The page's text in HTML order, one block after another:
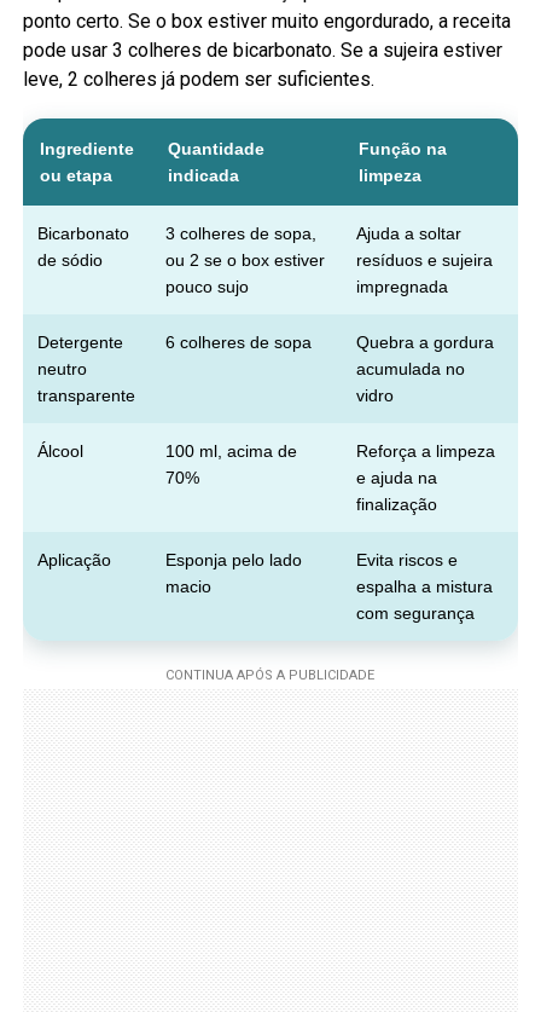
ponto certo. Se o box estiver muito engordurado, a receita
pode usar 3 colheres de bicarbonato. Se a sujeira estiver
leve, 2 colheres já podem ser suficientes.
Ingrediente
ou etapa
Quantidade
indicada
Função na
limpeza
Bicarbonato
de sódio
3 colheres de sopa,
ou 2 se o box estiver
pouco sujo
Ajuda a soltar
resíduos e sujeira
impregnada
Detergente
neutro
transparente
6 colheres de sopa
Quebra a gordura
acumulada no
vidro
Álcool
100 ml, acima de
70%
Reforça a limpeza
e ajuda na
finalização
Aplicação
Esponja pelo lado
macio
Evita riscos e
espalha a mistura
com segurança